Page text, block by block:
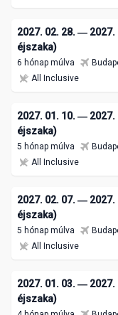
2027. 02. 28. ― 2027.
éjszaka)
6 hónap múlva
All Inclusive
2027. 01. 10. ― 2027.
éjszaka)
5 hónap múlva
All Inclusive
2027. 02. 07. ― 2027.
éjszaka)
5 hónap múlva
All Inclusive
2027. 01. 03. ― 2027.
éjszaka)